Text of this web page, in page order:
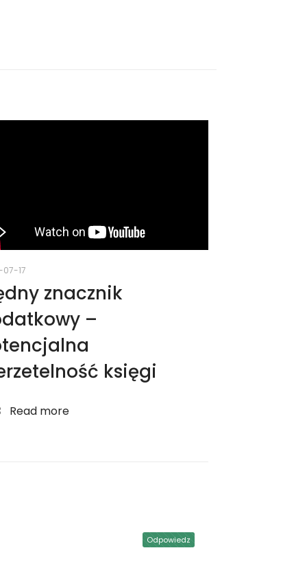
17
znacznik
–
księgi
Read more
Odpowiedz